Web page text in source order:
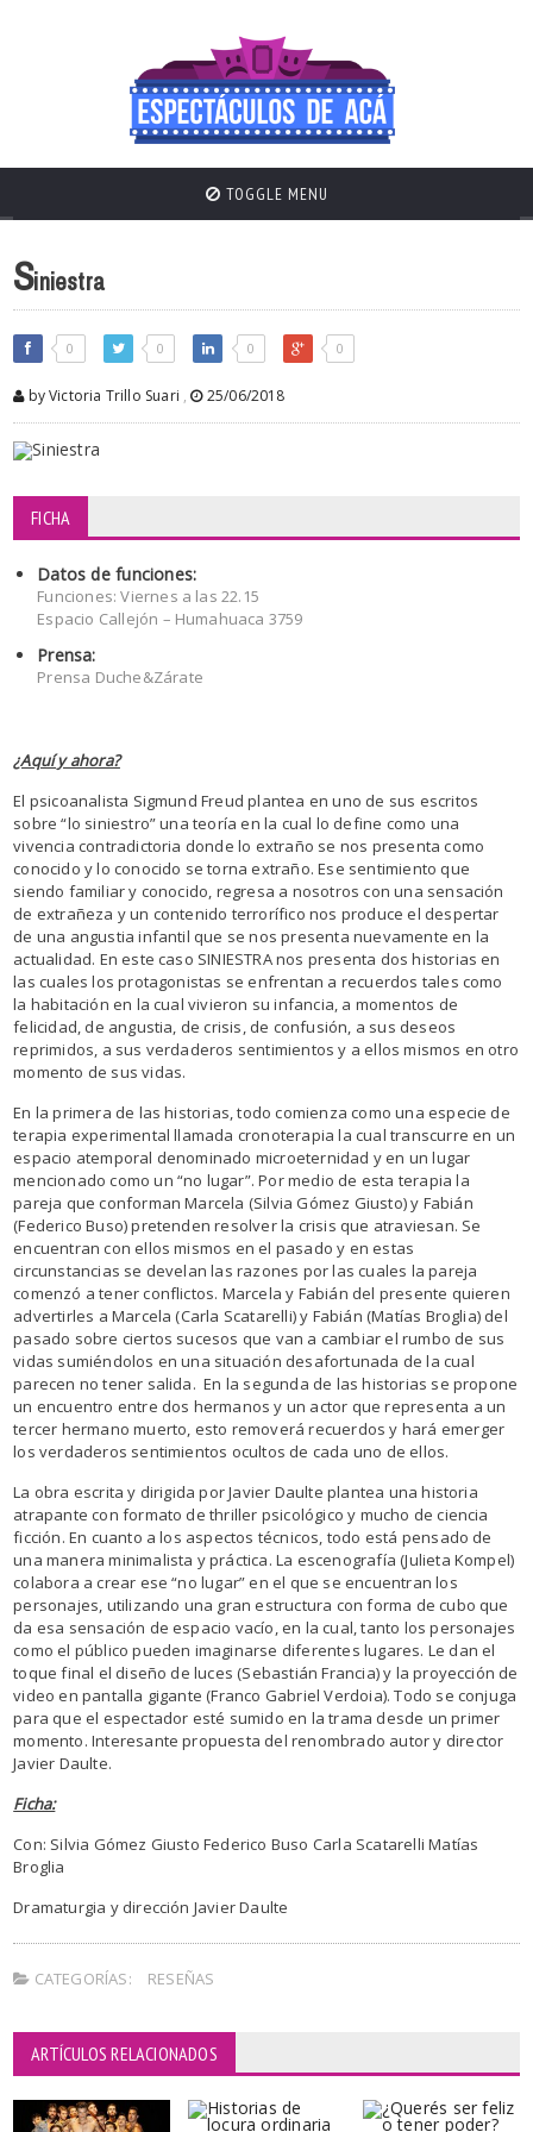
TOGGLE MENU
Siniestra
0 0 0 0
by Victoria Trillo Suari , 25/06/2018
FICHA
Datos de funciones:
Funciones: Viernes a las 22.15
Espacio Callejón – Humahuaca 3759
Prensa:
Prensa Duche&Zárate
¿Aquí y ahora?
El psicoanalista Sigmund Freud plantea en uno de sus escritos
sobre “lo siniestro” una teoría en la cual lo define como una
vivencia contradictoria donde lo extraño se nos presenta como
conocido y lo conocido se torna extraño. Ese sentimiento que
siendo familiar y conocido, regresa a nosotros con una sensación
de extrañeza y un contenido terrorífico nos produce el despertar
de una angustia infantil que se nos presenta nuevamente en la
actualidad. En este caso SINIESTRA nos presenta dos historias en
las cuales los protagonistas se enfrentan a recuerdos tales como
la habitación en la cual vivieron su infancia, a momentos de
felicidad, de angustia, de crisis, de confusión, a sus deseos
reprimidos, a sus verdaderos sentimientos y a ellos mismos en otro
momento de sus vidas.
En la primera de las historias, todo comienza como una especie de
terapia experimental llamada cronoterapia la cual transcurre en un
espacio atemporal denominado microeternidad y en un lugar
mencionado como un “no lugar”. Por medio de esta terapia la
pareja que conforman Marcela (Silvia Gómez Giusto) y Fabián
(Federico Buso) pretenden resolver la crisis que atraviesan. Se
encuentran con ellos mismos en el pasado y en estas
circunstancias se develan las razones por las cuales la pareja
comenzó a tener conflictos. Marcela y Fabián del presente quieren
advertirles a Marcela (Carla Scatarelli) y Fabián (Matías Broglia) del
pasado sobre ciertos sucesos que van a cambiar el rumbo de sus
vidas sumiéndolos en una situación desafortunada de la cual
parecen no tener salida. En la segunda de las historias se propone
un encuentro entre dos hermanos y un actor que representa a un
tercer hermano muerto, esto removerá recuerdos y hará emerger
los verdaderos sentimientos ocultos de cada uno de ellos.
La obra escrita y dirigida por Javier Daulte plantea una historia
atrapante con formato de thriller psicológico y mucho de ciencia
ficción. En cuanto a los aspectos técnicos, todo está pensado de
una manera minimalista y práctica. La escenografía (Julieta Kompel)
colabora a crear ese “no lugar” en el que se encuentran los
personajes, utilizando una gran estructura con forma de cubo que
da esa sensación de espacio vacío, en la cual, tanto los personajes
como el público pueden imaginarse diferentes lugares. Le dan el
toque final el diseño de luces (Sebastián Francia) y la proyección de
video en pantalla gigante (Franco Gabriel Verdoia). Todo se conjuga
para que el espectador esté sumido en la trama desde un primer
momento. Interesante propuesta del renombrado autor y director
Javier Daulte.
Ficha:
Con: Silvia Gómez Giusto Federico Buso Carla Scatarelli Matías
Broglia
Dramaturgia y dirección Javier Daulte
CATEGORÍAS: RESEÑAS
ARTÍCULOS RELACIONADOS